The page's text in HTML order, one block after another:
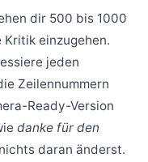
dir 500 bis 1000
einzugehen.
jeden
Zeilennummern
Ready-Version
danke für den
daran änderst.